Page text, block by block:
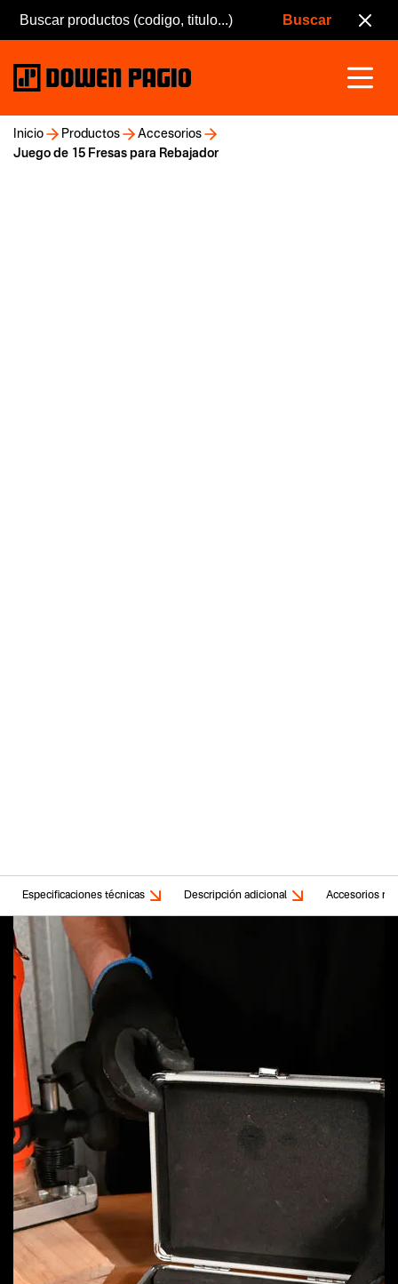
Inicio Productos
Accesorios
Juego de 15 Fresas para Rebajador
Especificaciones técnicas Descripción adicional Accesorios